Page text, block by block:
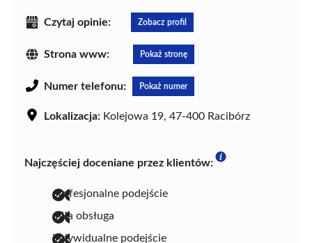
Czytaj opinie: Zobacz profil
Strona www: Pokaż stronę
Numer telefonu: Pokaż numer
Lokalizacja: Kolejowa 19, 47-400 Racibórz
Najczęściej doceniane przez klientów:
profesjonalne podejście
miła obsługa
indywidualne podejście